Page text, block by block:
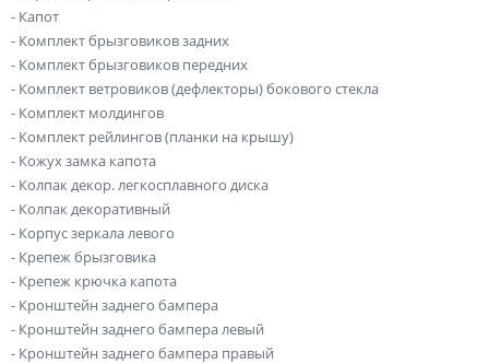
- Капот
- Комплект брызговиков задних
- Комплект брызговиков передних
- Комплект ветровиков (дефлекторы) бокового стекла
- Комплект молдингов
- Комплект рейлингов (планки на крышу)
- Кожух замка капота
- Колпак декор. легкосплавного диска
- Колпак декоративный
- Корпус зеркала левого
- Крепеж брызговика
- Крепеж крючка капота
- Кронштейн заднего бампера
- Кронштейн заднего бампера левый
- Кронштейн заднего бампера правый